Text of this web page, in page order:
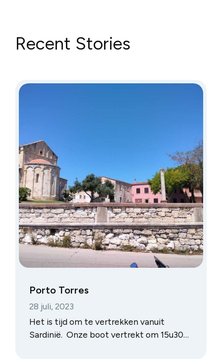
Recent Stories
Porto Torres
28 juli, 2023
Het is tijd om te vertrekken vanuit
Sardinië. Onze boot vertrekt om 15u30